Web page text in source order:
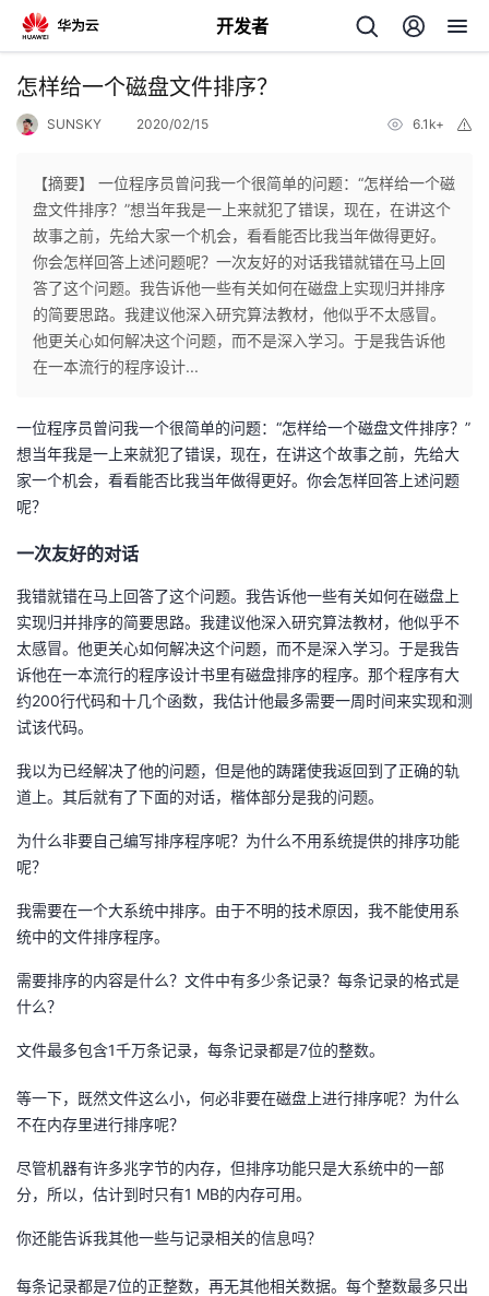
开发者
返
个
人
主
页
我
的
开
发
的
博
客
我
的
论
我
的
子
我
直
的
动
我
关
注
的
开
发
者
学
我
的
Programs
我
的
支
持
怎样给一个磁盘文件排序？
SUNSKY 2020/02/15 6.1k+
【摘要】 一位程序员曾问我一个很简单的问题：“怎样给一个磁
盘文件排序？”想当年我是一上来就犯了错误，现在，在讲这个
故事之前，先给大家一个机会，看看能否比我当年做得更好。
你会怎样回答上述问题呢？一次友好的对话我错就错在马上回
答了这个问题。我告诉他一些有关如何在磁盘上实现归并排序
的简要思路。我建议他深入研究算法教材，他似乎不太感冒。
他更关心如何解决这个问题，而不是深入学习。于是我告诉他
在一本流行的程序设计...
一位程序员曾问我一个很简单的问题：“怎样给一个磁盘文件排序？”
想当年我是一上来就犯了错误，现在，在讲这个故事之前，先给大
家一个机会，看看能否比我当年做得更好。你会怎样回答上述问题
呢？
一次友好的对话
我错就错在马上回答了这个问题。我告诉他一些有关如何在磁盘上
实现归并排序的简要思路。我建议他深入研究算法教材，他似乎不
太感冒。他更关心如何解决这个问题，而不是深入学习。于是我告
诉他在一本流行的程序设计书里有磁盘排序的程序。那个程序有大
约200行代码和十几个函数，我估计他最多需要一周时间来实现和测
试该代码。
我以为已经解决了他的问题，但是他的踌躇使我返回到了正确的轨
道上。其后就有了下面的对话，楷体部分是我的问题。
为什么非要自己编写排序程序呢？为什么不用系统提供的排序功能
呢？
我需要在一个大系统中排序。由于不明的技术原因，我不能使用系
统中的文件排序程序。
需要排序的内容是什么？文件中有多少条记录？每条记录的格式是
什么？
文件最多包含1千万条记录，每条记录都是7位的整数。
等一下，既然文件这么小，何必非要在磁盘上进行排序呢？为什么
不在内存里进行排序呢？
尽管机器有许多兆字节的内存，但排序功能只是大系统中的一部
分，所以，估计到时只有1 MB的内存可用。
你还能告诉我其他一些与记录相关的信息吗？
每条记录都是7位的正整数，再无其他相关数据。每个整数最多只出